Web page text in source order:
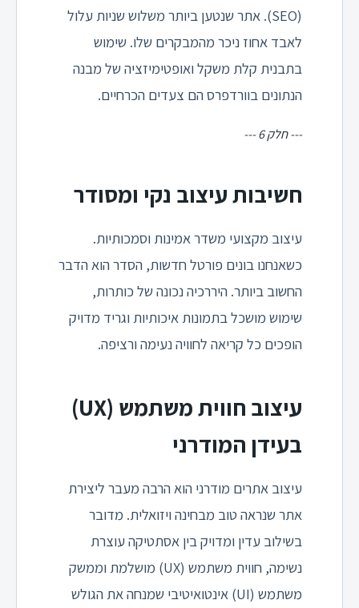
(SEO). אתר שנטען ביותר משלוש שניות עלול
לאבד אחוז ניכר מהמבקרים שלו. שימוש
בתבנית קלת משקל ואופטימיזציה של מבנה
הנתונים בוורדפרס הם צעדים הכרחיים.
--- חלק 6 ---
חשיבות עיצוב נקי ומסודר
עיצוב מקצועי משדר אמינות וסמכותיות.
כשאנחנו בונים פורטל חדשות, הסדר הוא הדבר
החשוב ביותר. היררכיה נכונה של כותרות,
שימוש מושכל בתמונות איכותיות וגריד מדויק
הופכים כל קריאה לחוויה נעימה ורציפה.
עיצוב חווית משתמש (UX)
בעידן המודרני
עיצוב אתרים מודרני הוא הרבה מעבר ליצירת
אתר שנראה טוב מבחינה ויזואלית. מדובר
בשילוב עדין ומדויק בין אסתטיקה עוצרת
נשימה, חווית משתמש (UX) מושלמת וממשק
משתמש (UI) אינטואיטיבי שמנחה את הגולש